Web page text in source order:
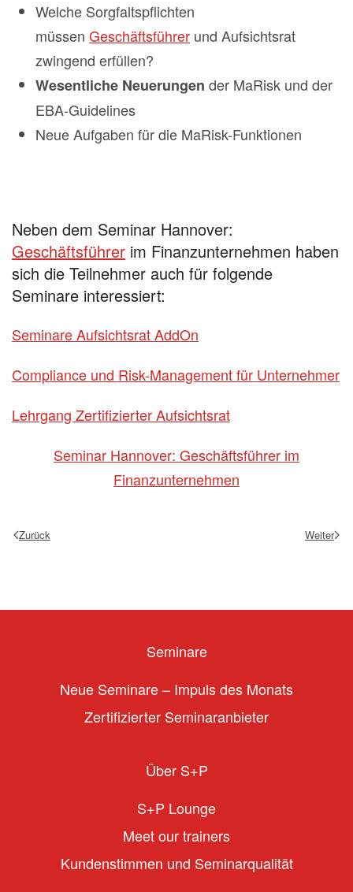
Welche Sorgfaltspflichten
müssen Geschäftsführer und Aufsichtsrat
zwingend erfüllen?
Wesentliche Neuerungen der MaRisk und der
EBA-Guidelines
Neue Aufgaben für die MaRisk-Funktionen
Neben dem Seminar Hannover:
Geschäftsführer im Finanzunternehmen haben
sich die Teilnehmer auch für folgende
Seminare interessiert:
Seminare Aufsichtsrat AddOn
Compliance und Risk-Management für Unternehmer
Lehrgang Zertifizierter Aufsichtsrat
Seminar Hannover: Geschäftsführer im
Finanzunternehmen
Zurück Weiter
Seminare
Neue Seminare – Impuls des Monats
Zertifizierter Seminaranbieter
Über S+P
S+P Lounge
Meet our trainers
Kundenstimmen und Seminarqualität